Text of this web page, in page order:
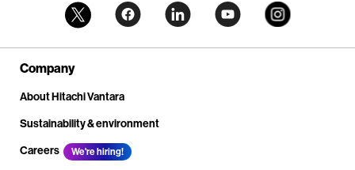
Company
About Hitachi Vantara
Sustainability & environment
Careers
We're hiring!